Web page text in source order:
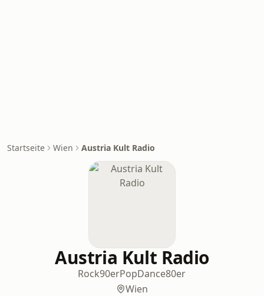
Startseite Wien Austria Kult Radio
Austria Kult Radio
Rock90erPopDance80er
Wien